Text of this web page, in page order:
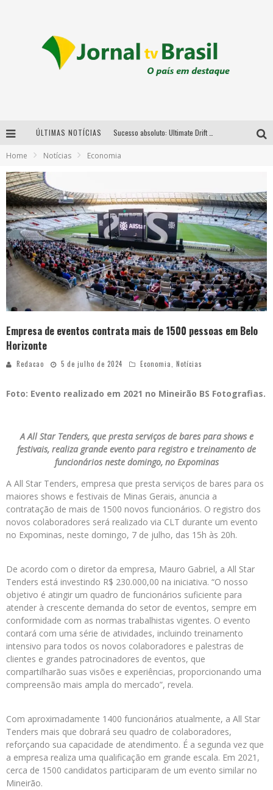
ÚLTIMAS NOTÍCIAS
Em abril, Boulevard Shopping BH realiza sorteio de TVs 4K
Home Notícias Economia
Empresa de eventos contrata mais de 1500 pessoas em Belo
Horizonte
Redacao 5 de julho de 2024 Economia, Notícias
Foto: Evento realizado em 2021 no Mineirão BS Fotografias.
A All Star Tenders, que presta serviços de bares para shows e
festivais, realiza grande evento para registro e treinamento de
funcionários neste domingo, no Expominas
A All Star Tenders, empresa que presta serviços de bares para os
maiores shows e festivais de Minas Gerais, anuncia a
contratação de mais de 1500 novos funcionários. O registro dos
novos colaboradores será realizado via CLT durante um evento
no Expominas, neste domingo, 7 de julho, das 15h às 20h.
De acordo com o diretor da empresa, Mauro Gabriel, a All Star
Tenders está investindo R$ 230.000,00 na iniciativa. “O nosso
objetivo é atingir um quadro de funcionários suficiente para
atender à crescente demanda do setor de eventos, sempre em
conformidade com as normas trabalhistas vigentes. O evento
contará com uma série de atividades, incluindo treinamento
intensivo para todos os novos colaboradores e palestras de
clientes e grandes patrocinadores de eventos, que
compartilharão suas visões e experiências, proporcionando uma
compreensão mais ampla do mercado”, revela.
Com aproximadamente 1400 funcionários atualmente, a All Star
Tenders mais que dobrará seu quadro de colaboradores,
reforçando sua capacidade de atendimento. É a segunda vez que
a empresa realiza uma qualificação em grande escala. Em 2021,
cerca de 1500 candidatos participaram de um evento similar no
Mineirão.